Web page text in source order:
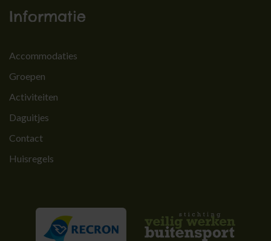
Informatie
Accommodaties
Groepen
Activiteiten
Daguitjes
Contact
Huisregels